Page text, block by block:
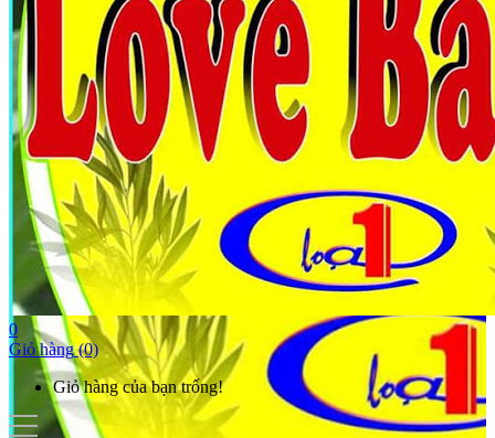
0
Giỏ hàng (0)
Giỏ hàng của bạn trống!